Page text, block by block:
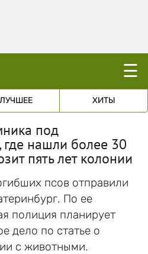
☰
ЛУЧШЕЕ ХИТЫ
под
где нашли более 30
пять лет колонии
псов отправили
По ее
полиция планирует
дело по статье о
с животными.